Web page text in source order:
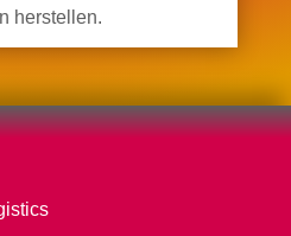
herstellen.